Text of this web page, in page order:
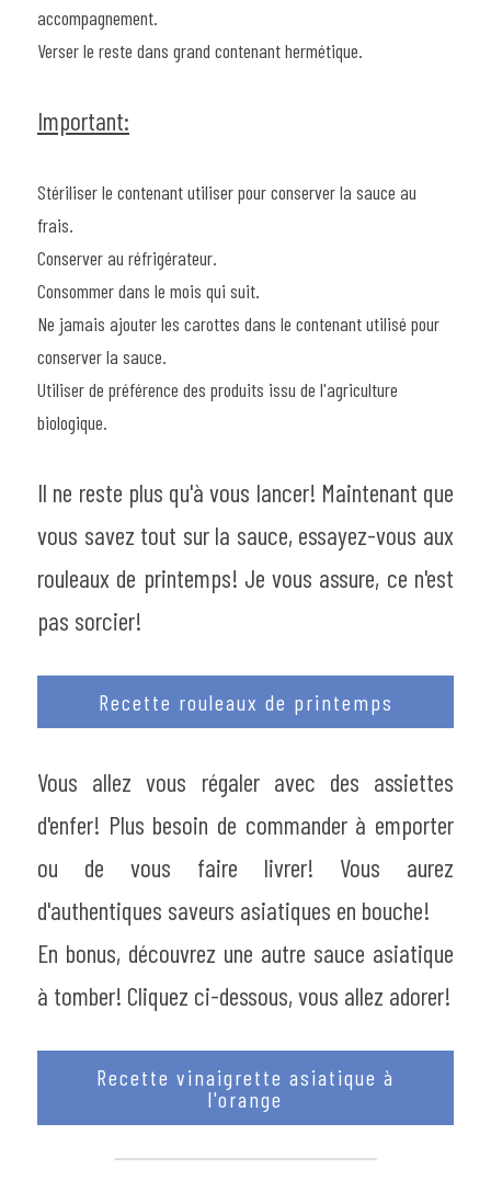
accompagnement.
Verser le reste dans grand contenant hermétique.
Important:
Stériliser le contenant utiliser pour conserver la sauce au
frais.
Conserver au réfrigérateur.
Consommer dans le mois qui suit.
Ne jamais ajouter les carottes dans le contenant utilisé pour
conserver la sauce.
Utiliser de préférence des produits issu de l'agriculture
biologique.
Il ne reste plus qu'à vous lancer! Maintenant que
vous savez tout sur la sauce, essayez-vous aux
rouleaux de printemps! Je vous assure, ce n'est
pas sorcier!
Recette rouleaux de printemps
Vous allez vous régaler avec des assiettes
d'enfer! Plus besoin de commander à emporter
ou de vous faire livrer! Vous aurez
d'authentiques saveurs asiatiques en bouche!
En bonus, découvrez une autre sauce asiatique
à tomber! Cliquez ci-dessous, vous allez adorer!
Recette vinaigrette asiatique à
l'orange